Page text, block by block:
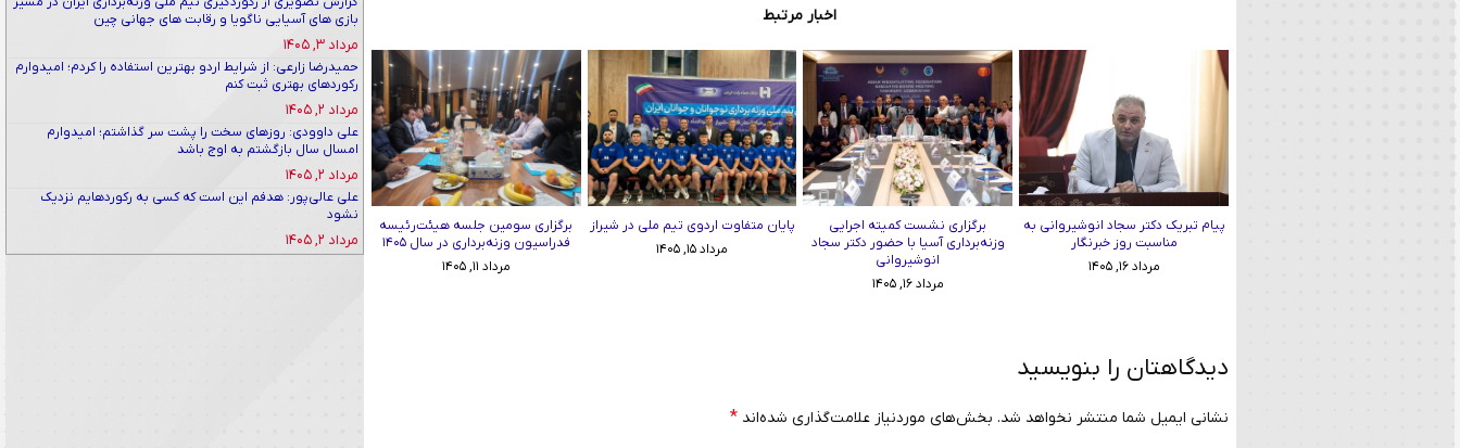
اخبار مرتبط
پیام تبریک دکتر سجاد انوشیروانی به
مناسبت روز خبرنگار
مرداد ۱۶, ۱۴۰۵
برگزاری نشست کمیته اجرایی
وزنه‌برداری آسیا با حضور دکتر سجاد
انوشیروانی
مرداد ۱۶, ۱۴۰۵
پایان متفاوت اردوی تیم ملی در شیراز
مرداد ۱۵, ۱۴۰۵
برگزاری سومین جلسه هیئت‌رئیسه
فدراسیون وزنه‌برداری در سال ۱۴۰۵
مرداد ۱۱, ۱۴۰۵
دیدگاهتان را بنویسید
نشانی ایمیل شما منتشر نخواهد شد. بخش‌های موردنیاز علامت‌گذاری شده‌اند *
بازی های آسیایی ناگویا و رقابت های جهانی چین
مرداد ۳, ۱۴۰۵
حمیدرضا زارعی: از شرایط اردو بهترین استفاده را کردم؛ امیدوارم
رکوردهای بهتری ثبت کنم
مرداد ۲, ۱۴۰۵
علی داوودی: روزهای سخت را پشت سر گذاشتم؛ امیدوارم
امسال سال بازگشتم به اوج باشد
مرداد ۲, ۱۴۰۵
علی عالی‌پور: هدفم این است که کسی به رکوردهایم نزدیک
نشود
مرداد ۲, ۱۴۰۵